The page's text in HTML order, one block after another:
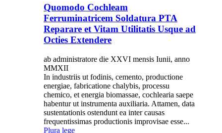
Quomodo Cochleam
Ferruminatricem Soldatura PTA
Reparare et Vitam Utilitatis Usque ad
Octies Extendere
ab administratore die XXVI mensis Iunii, anno
MMXII
In industriis ut fodinis, cemento, productione
energiae, fabricatione chalybis, processu
chemico, et energia biomassae, cochlearia saepe
habentur ut instrumenta auxiliaria. Attamen, data
sustentationis ostendunt ea inter causas
frequentissimas productionis improvisae esse...
Plura lege